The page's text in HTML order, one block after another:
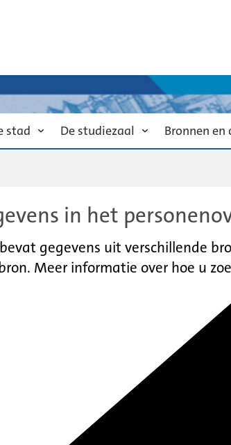
stad De studiezaal Bronnen en
in het
gegevens uit verschillende
Meer informatie over hoe u